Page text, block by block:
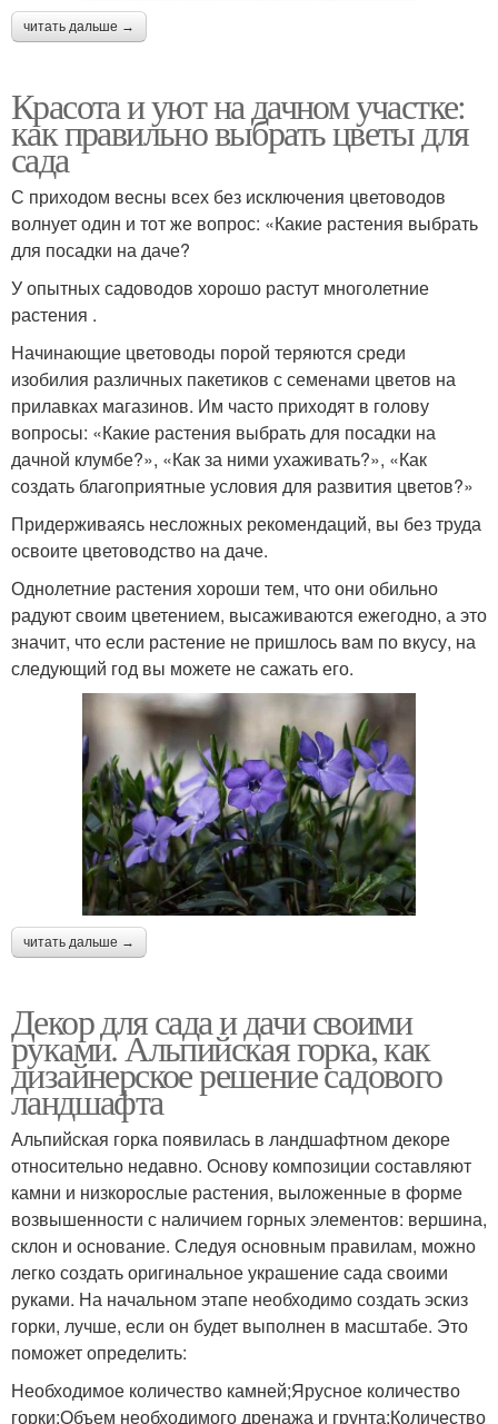
читать дальше →
Красота и уют на дачном участке:
как правильно выбрать цветы для
сада
С приходом весны всех без исключения цветоводов
волнует один и тот же вопрос: «Какие растения выбрать
для посадки на даче?
У опытных садоводов хорошо растут многолетние
растения .
Начинающие цветоводы порой теряются среди
изобилия различных пакетиков с семенами цветов на
прилавках магазинов. Им часто приходят в голову
вопросы: «Какие растения выбрать для посадки на
дачной клумбе?», «Как за ними ухаживать?», «Как
создать благоприятные условия для развития цветов?»
Придерживаясь несложных рекомендаций, вы без труда
освоите цветоводство на даче.
Однолетние растения хороши тем, что они обильно
радуют своим цветением, высаживаются ежегодно, а это
значит, что если растение не пришлось вам по вкусу, на
следующий год вы можете не сажать его.
читать дальше →
Декор для сада и дачи своими
руками. Альпийская горка, как
дизайнерское решение садового
ландшафта
Альпийская горка появилась в ландшафтном декоре
относительно недавно. Основу композиции составляют
камни и низкорослые растения, выложенные в форме
возвышенности с наличием горных элементов: вершина,
склон и основание. Следуя основным правилам, можно
легко создать оригинальное украшение сада своими
руками. На начальном этапе необходимо создать эскиз
горки, лучше, если он будет выполнен в масштабе. Это
поможет определить:
Необходимое количество камней;Ярусное количество
горки;Объем необходимого дренажа и грунта;Количество